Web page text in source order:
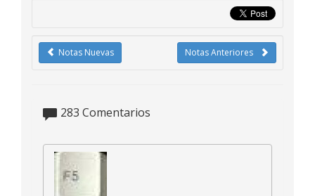
Notas Anteriores
Notas Nuevas
283 Comentarios